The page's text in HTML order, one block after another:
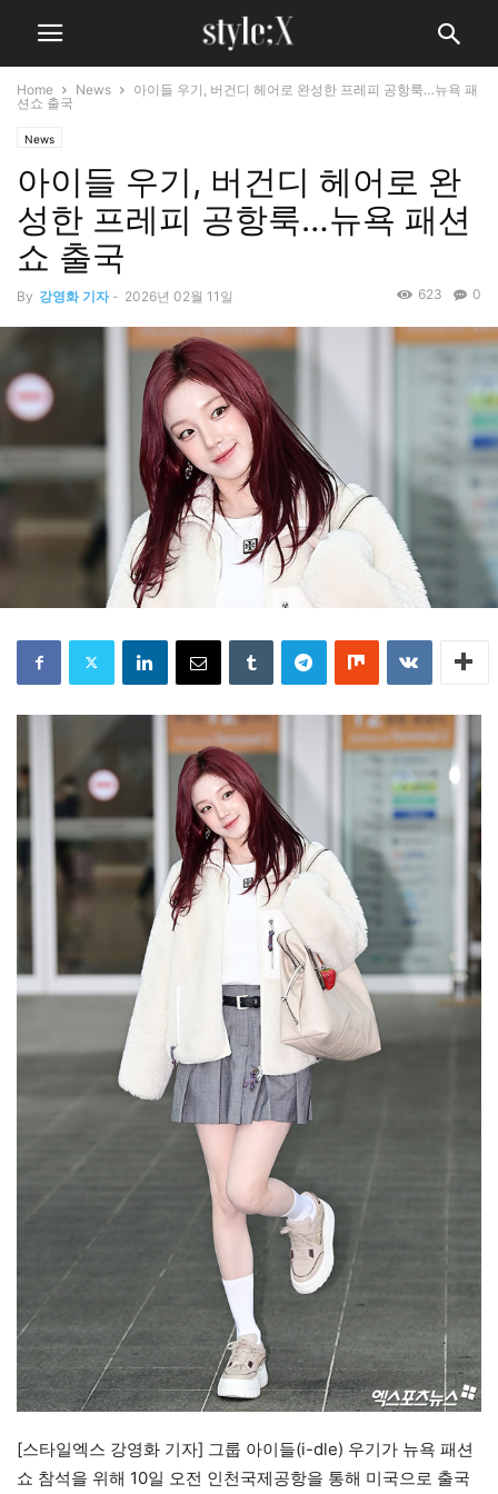
Home News
아이들 우기, 버건디 헤어로 완성한 프레피 공항룩…뉴욕 패
션쇼 출국
News
아이들 우기, 버건디 헤어로 완
성한 프레피 공항룩…뉴욕 패션
쇼 출국
By 강영화 기자 - 2026년 02월 11일 0
623
[스타일엑스 강영화 기자] 그룹 아이들(i-dle) 우기가 뉴욕 패션
쇼 참석을 위해 10일 오전 인천국제공항을 통해 미국으로 출국